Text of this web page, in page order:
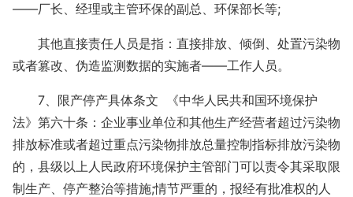
——厂长、经理或主管环保的副总、环保部长等;
其他直接责任人员是指：直接排放、倾倒、处置污染物
或者篡改、伪造监测数据的实施者——工作人员。
7、限产停产具体条文 《中华人民共和国环境保护
法》第六十条：企业事业单位和其他生产经营者超过污染物
排放标准或者超过重点污染物排放总量控制指标排放污染物
的，县级以上人民政府环境保护主管部门可以责令其采取限
制生产、停产整治等措施;情节严重的，报经有批准权的人